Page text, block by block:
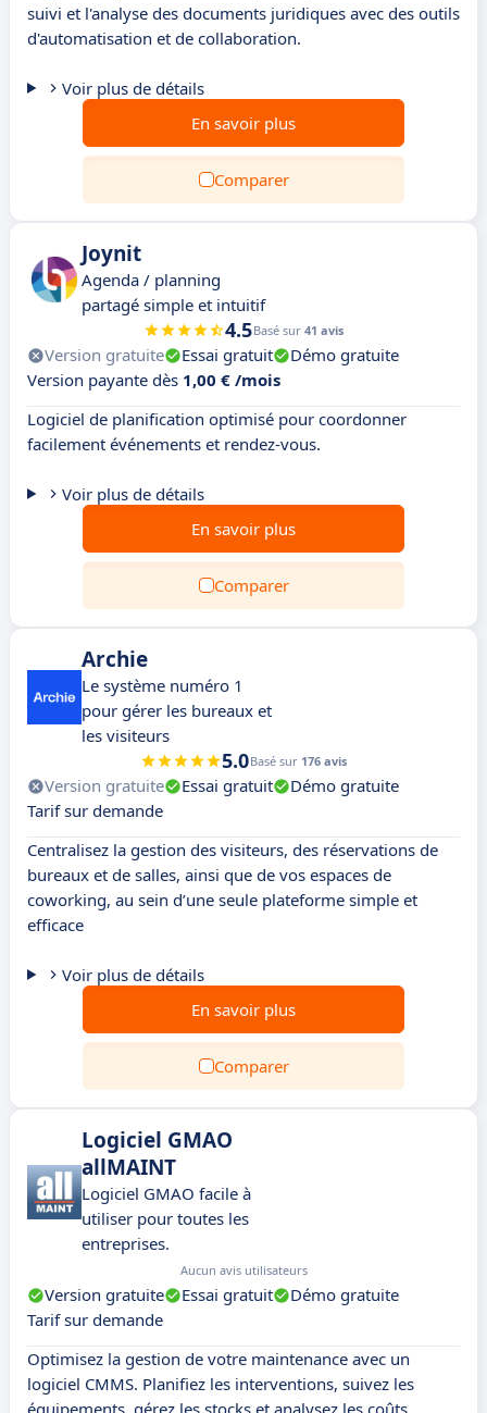
suivi et l'analyse des documents juridiques avec des outils
d'automatisation et de collaboration.
Voir plus de détails
En savoir plus
Comparer
Joynit
Agenda / planning
partagé simple et intuitif
4.5Basé sur 41 avis
Version gratuite Essai gratuit
Démo gratuite
Version payante dès 1,00 € /mois
Logiciel de planification optimisé pour coordonner
facilement événements et rendez-vous.
Voir plus de détails
En savoir plus
Comparer
Archie
Le système numéro 1
pour gérer les bureaux et
les visiteurs
5.0Basé sur 176 avis
Version gratuite Essai gratuit
Démo gratuite
Tarif sur demande
Centralisez la gestion des visiteurs, des réservations de
bureaux et de salles, ainsi que de vos espaces de
coworking, au sein d’une seule plateforme simple et
efficace
Voir plus de détails
En savoir plus
Comparer
Logiciel GMAO
allMAINT
Logiciel GMAO facile à
utiliser pour toutes les
entreprises.
Aucun avis utilisateurs
Version gratuite Essai gratuit
Démo gratuite
Tarif sur demande
Optimisez la gestion de votre maintenance avec un
logiciel CMMS. Planifiez les interventions, suivez les
équipements, gérez les stocks et analysez les coûts.